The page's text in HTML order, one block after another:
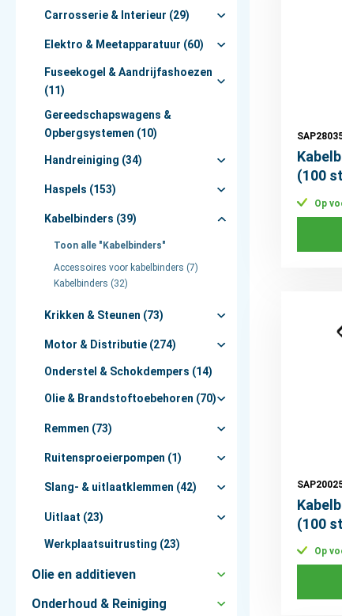
Carrosserie & Interieur (29)
Elektro & Meetapparatuur (60)
Fuseekogel & Aandrijfashoezen
(11)
Gereedschapswagens &
Opbergsystemen (10)
Handreiniging (34)
Haspels (153)
Kabelbinders (39)
Toon alle "Kabelbinders"
Accessoires voor kabelbinders (7)
Kabelbinders (32)
Krikken & Steunen (73)
Motor & Distributie (274)
Onderstel & Schokdempers (14)
Olie & Brandstoftoebehoren (70)
Remmen (73)
Ruitensproeierpompen (1)
Slang- & uitlaatklemmen (42)
Uitlaat (23)
Werkplaatsuitrusting (23)
Olie en additieven
Onderhoud & Reiniging
(100
Op
(100
Op